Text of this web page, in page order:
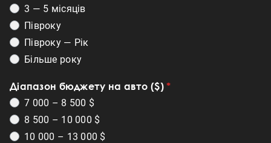
3 — 5 місяців
Півроку
Півроку — Рік
Більше року
Діапазон бюджету на авто ($)
7 000 – 8 500 $
8 500 – 10 000 $
10 000 – 13 000 $